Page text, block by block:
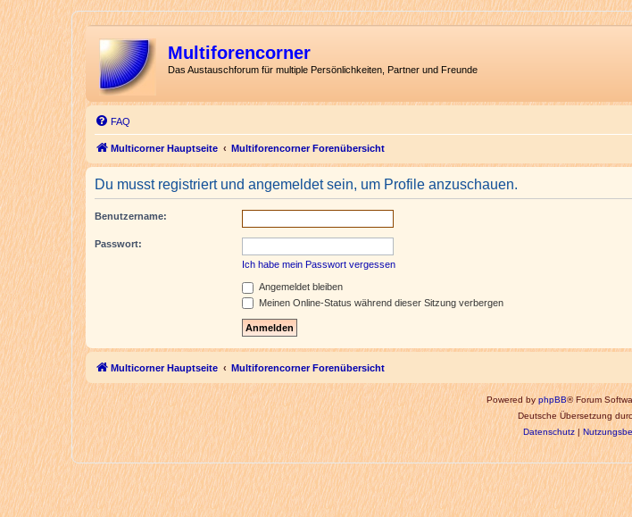
Multiforencorner
Das Austauschforum für multiple Persönlichkeiten, Partner und Freunde
FAQ
Multicorner Hauptseite Multiforencorner Forenübersicht
Du musst registriert und angemeldet sein, um Profile anzuschauen.
Benutzername:
Passwort:
Ich habe mein Passwort vergessen
Angemeldet bleiben
Meinen Online-Status während dieser Sitzung verbergen
Multicorner Hauptseite Multiforencorner Forenübersicht
Powered byphpBB® Forum
Deutsche Übersetzung
Datenschutz|